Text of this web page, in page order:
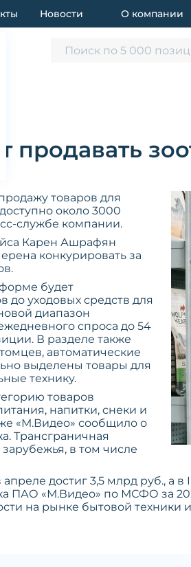
Новости О компании
Поиск по 5 000
продавать
товаров для
около 3000
службе компании.
Карен Ашрафян
конкурировать за
будет
до уходовых средств для
диапазон
спроса до 54
В разделе также
автоматические
выделены товары для
технику.
товаров
напитки, снеки и
«М.Видео» сообщило о
Трансграничная
в том числе
достиг 3,5 млрд руб., а в
ПАО «М.Видео» по МСФО за
на рынке бытовой техники